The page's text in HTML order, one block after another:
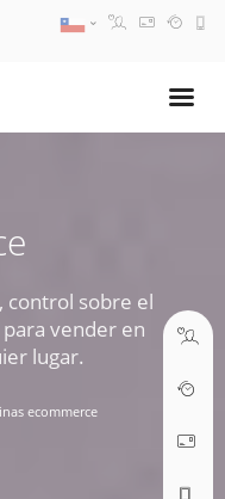
control sobre el
vender en
lugar.
ecommerce
ABRIR TICKET